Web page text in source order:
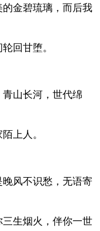
金碧琉璃，而后我
回甘堕。
山长河，世代绵
上人。
风不识愁，无语寄
生烟火，伴你一世